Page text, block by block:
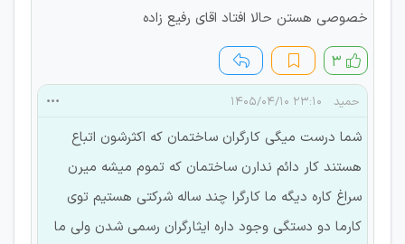
خصوصی هستن حالا افتاد اقای رفیع زاده
۳
حمید ۲۳:۱۰ ۱۴۰۵/۰۴/۱۰
شما درست میگی کارگران ساختمان که اکثرشون اتباع
هستند کار دائم ندارن ساختمان که تموم میشه میرن
سراغ کاره دیگه ما کارگرا چند ساله شرکتی هستیم توی
کارما دو دستگی وجود داره ایثارگران رسمی شدن ولی ما